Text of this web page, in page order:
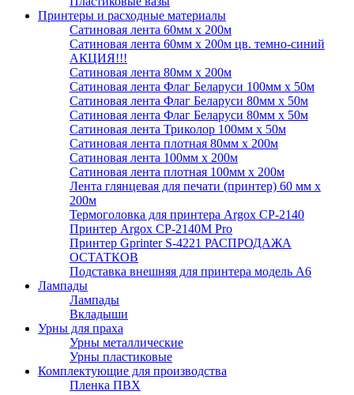
Принтеры и расходные материалы
Сатиновая лента 60мм х 200м
Сатиновая лента 60мм х 200м цв. темно-синий
АКЦИЯ!!!
Сатиновая лента 80мм х 200м
Сатиновая лента Флаг Беларуси 100мм х 50м
Сатиновая лента Флаг Беларуси 80мм х 50м
Сатиновая лента Флаг Беларуси 80мм х 50м
Сатиновая лента Триколор 100мм х 50м
Сатиновая лента плотная 80мм х 200м
Сатиновая лента 100мм х 200м
Сатиновая лента плотная 100мм х 200м
Лента глянцевая для печати (принтер) 60 мм х
200м
Термоголовка для принтера Argox CP-2140
Принтер Argox CP-2140M Pro
Принтер Gprinter S-4221 РАСПРОДАЖА
ОСТАТКОВ
Подставка внешняя для принтера модель А6
Лампады
Лампады
Вкладыши
Урны для праха
Урны металлические
Урны пластиковые
Комплектующие для производства
Пленка ПВХ